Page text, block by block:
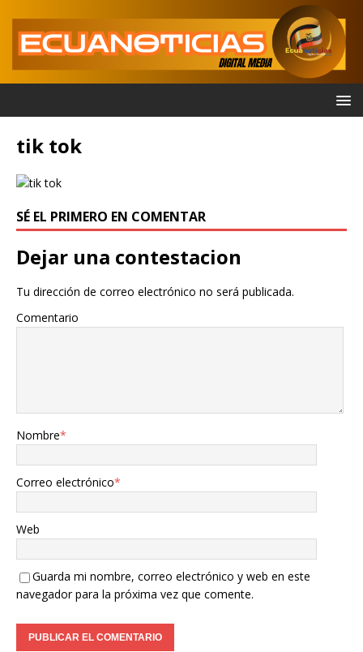
tik tok
SÉ EL PRIMERO EN COMENTAR
Dejar una contestacion
Tu dirección de correo electrónico no será publicada.
Comentario
Nombre*
Correo electrónico*
Web
Guarda mi nombre, correo electrónico y web en este
navegador para la próxima vez que comente.